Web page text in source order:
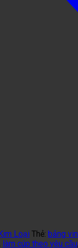
Loại Thẻ: bảng
làm cúp theo yêu cầu